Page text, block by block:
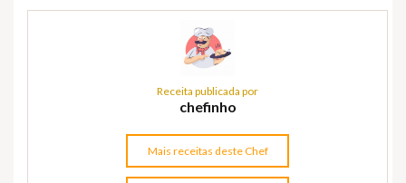
Receita publicada por
chefinho
Mais receitas deste Chef